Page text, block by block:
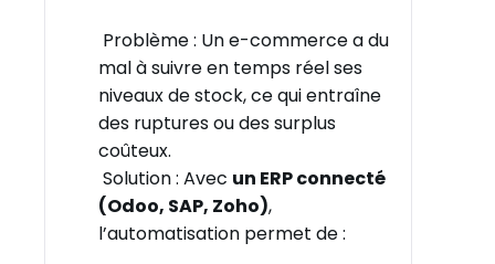
Problème : Un e-commerce a du
mal à suivre en temps réel ses
niveaux de stock, ce qui entraîne
des ruptures ou des surplus
coûteux.
Solution : Avec un ERP connecté
(Odoo, SAP, Zoho),
l’automatisation permet de :